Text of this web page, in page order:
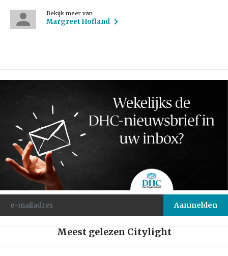
Bekijk meer van
Margreet Hofland
Meest gelezen Citylight